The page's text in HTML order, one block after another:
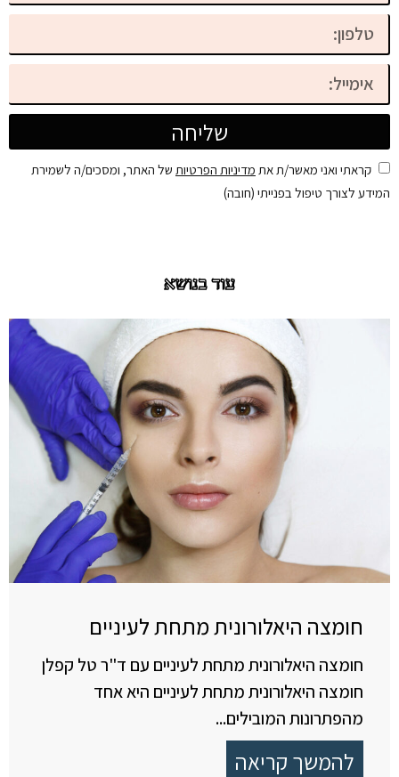
שליחה
קראתי ואני מאשר/ת את מדיניות הפרטיות של האתר, ומסכים/ה לשמירת
המידע לצורך טיפול בפנייתי (חובה)
עוד בנושא
חומצה היאלורונית מתחת לעיניים
חומצה היאלורונית מתחת לעיניים עם ד"ר טל קפלן
חומצה היאלורונית מתחת לעיניים היא אחד
מהפתרונות המובילים...
להמשך קריאה